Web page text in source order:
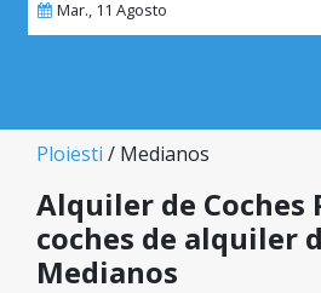
Mar., 11 Agosto
Ploiesti / Medianos
Alquiler de Coches
coches de alquiler
Medianos